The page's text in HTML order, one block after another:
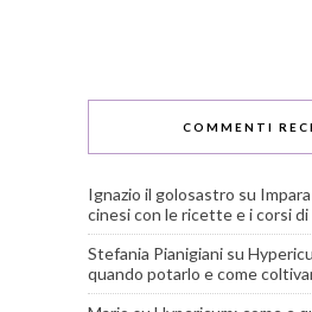
COMMENTI
Ignazio il golosastro su
cinesi con le ricette e i corsi
Stefania Pianigiani su
quando potarlo e come